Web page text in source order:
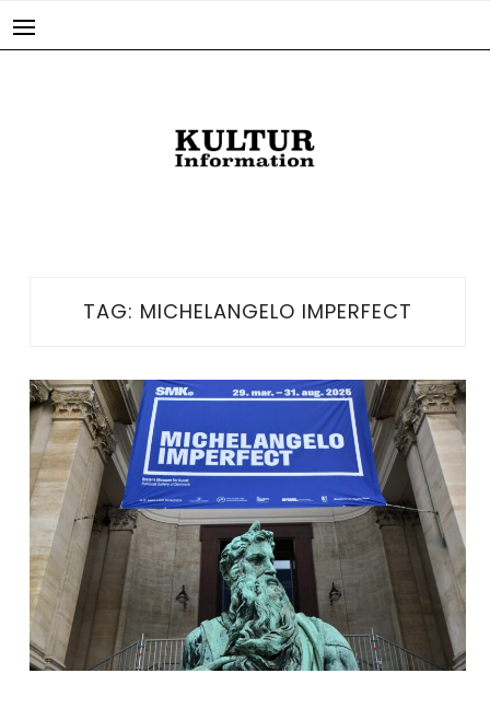
TAG: MICHELANGELO IMPERFECT